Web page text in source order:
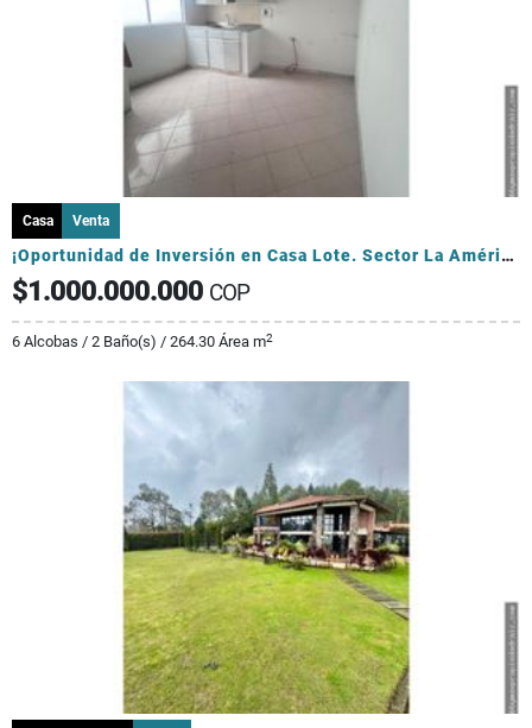
Casa Venta
¡Oportunidad de Inversión en Casa Lote. Sector La América!
$1.000.000.000 COP
6 Alcobas / 2 Baño(s) / 264.30 Área m2